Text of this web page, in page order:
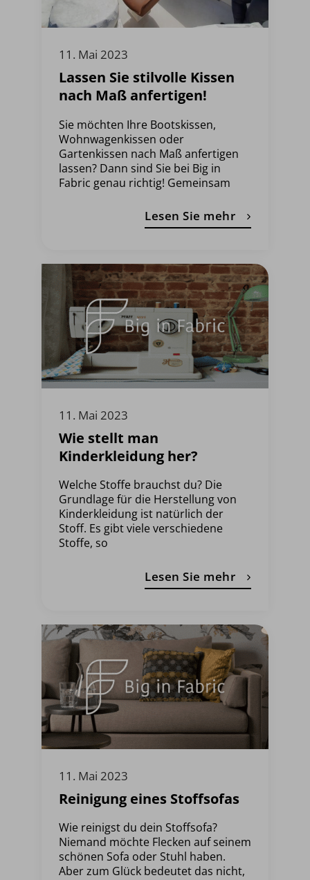
Lassen Sie stilvolle Kissen
nach Maß anfertigen!
11. Mai 2023
Sie möchten Ihre Bootskissen,
Wohnwagenkissen oder
Gartenkissen nach Maß anfertigen
lassen? Dann sind Sie bei Big in
Fabric genau richtig! Gemeinsam
Lesen Sie mehr
Wie stellt man
Kinderkleidung her?
11. Mai 2023
Welche Stoffe brauchst du? Die
Grundlage für die Herstellung von
Kinderkleidung ist natürlich der
Stoff. Es gibt viele verschiedene
Stoffe, so
Lesen Sie mehr
Reinigung eines Stoffsofas
11. Mai 2023
Wie reinigst du dein Stoffsofa?
Niemand möchte Flecken auf seinem
schönen Sofa oder Stuhl haben.
Aber zum Glück bedeutet das nicht,